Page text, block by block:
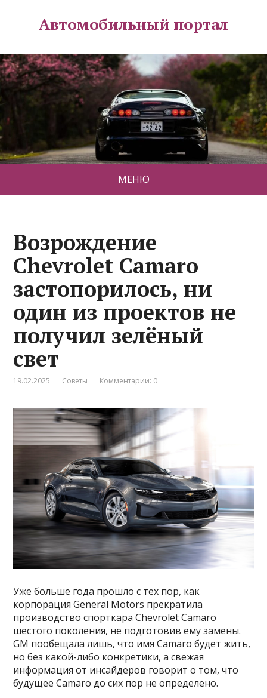
Автомобильный портал
МЕНЮ
Возрождение
Chevrolet Camaro
застопорилось, ни
один из проектов не
получил зелёный
свет
19.02.2025 Советы Комментарии: 0
Уже больше года прошло с тех пор, как
корпорация General Motors прекратила
производство спорткара Chevrolet Camaro
шестого поколения, не подготовив ему замены.
GM пообещала лишь, что имя Camaro будет жить,
но без какой-либо конкретики, а свежая
информация от инсайдеров говорит о том, что
будущее Camaro до сих пор не определено.